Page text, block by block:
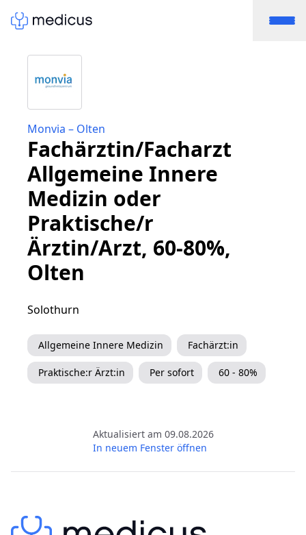
Monvia – Olten
Fachärztin/Facharzt
Allgemeine Innere
Medizin oder
Praktische/r
Ärztin/Arzt, 60-80%,
Olten
Solothurn
Allgemeine Innere Medizin Fachärzt:in
Praktische:r Ärzt:in Per sofort 60 - 80%
Aktualisiert am 09.08.2026
In neuem Fenster öffnen